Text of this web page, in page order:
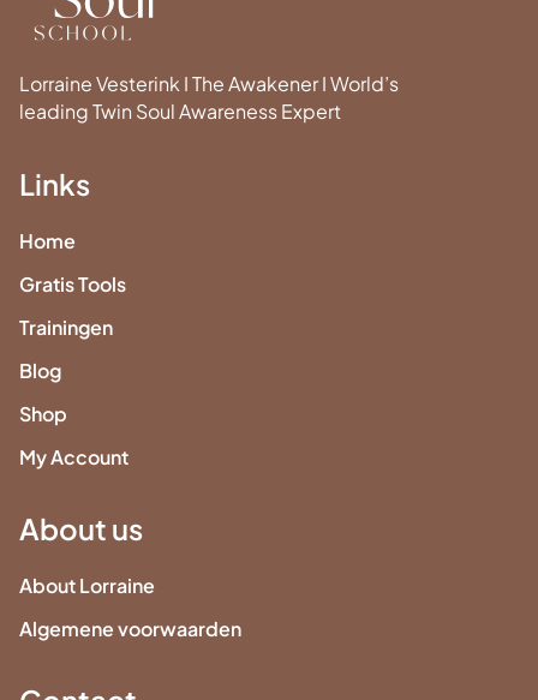
Lorraine Vesterink I The Awakener I World’s
leading Twin Soul Awareness Expert
Links
Home
Gratis Tools
Trainingen
Blog
Shop
My Account
About us
About Lorraine
Algemene voorwaarden